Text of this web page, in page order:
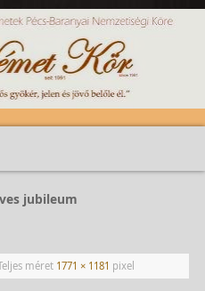
jubileum
méret 1771 × 1181 pixel